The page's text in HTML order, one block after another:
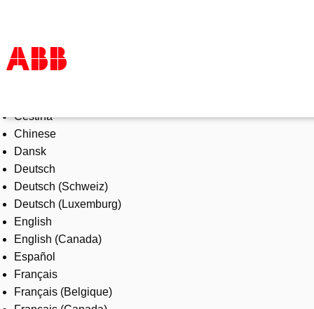
Products & Solutions
Industries
Services
About us
Where to buy
Contact us
Careers
Čeština
Chinese
Dansk
Deutsch
Deutsch (Schweiz)
Deutsch (Luxemburg)
English
English (Canada)
Español
Français
Français (Belgique)